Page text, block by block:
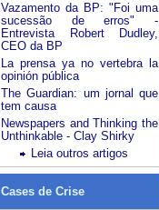
Vazamento da BP: "Foi uma
sucessão de erros" -
Entrevista Robert Dudley,
CEO da BP
La prensa ya no vertebra la
opinión pública
The Guardian: um jornal que
tem causa
Newspapers and Thinking the
Unthinkable - Clay Shirky
Leia outros artigos
Cases de Crise